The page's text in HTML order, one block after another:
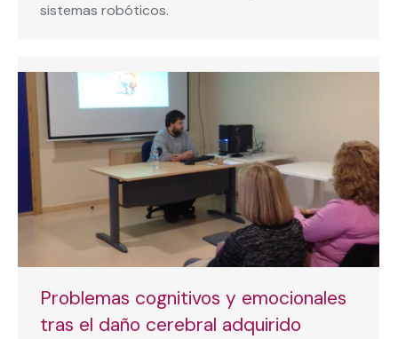
sistemas robóticos.
Problemas cognitivos y emocionales
tras el daño cerebral adquirido